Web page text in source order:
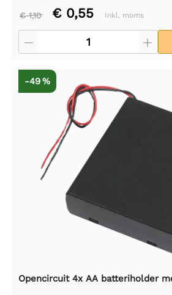
€ 1,10 € 0,55 Inkl. moms
-49 %
Opencircuit 4x AA batteriholder